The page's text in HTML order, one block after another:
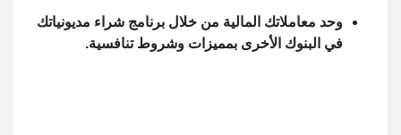
وحد معاملاتك المالية من خلال برنامج شراء مديونياتك
في البنوك الأخرى بمميزات وشروط تنافسية.